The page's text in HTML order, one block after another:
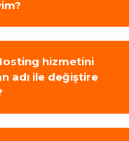
hizmetini
adı ile değiştire